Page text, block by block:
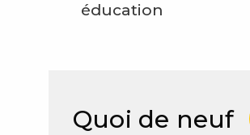
éducation
Quoi de neuf